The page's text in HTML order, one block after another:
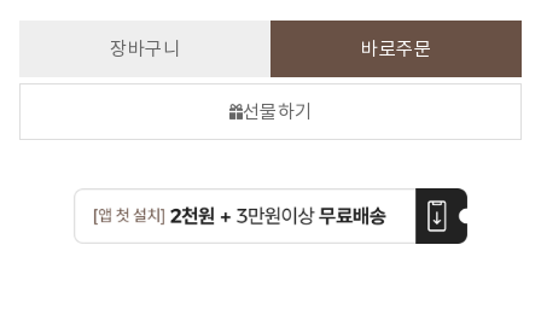
장바구니 바로주문
선물하기